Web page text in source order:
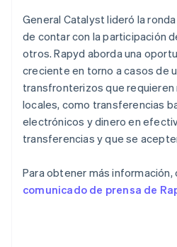
Ver lo que viene
Radar
Prevención de fraude
Atlas
Constitución de una startup
Climate
Eliminación de dióxido de
Seguros
Medios de
comunicación y
fines de lucro
Servicios
profesionales
Sector público
Minorista
Ecosistema
Integraciones
aplicaciones
Ejemplos de
Blog de
Estado de la
Contacta con
Conviértete en
General Catalyst lideró la
de contar con la participación
otros. Rapyd aborda una
creciente en torno a casos de
transfronterizos que
locales, como transferencias
electrónicos y dinero en
transferencias y que se
Para obtener más información,
comunicado de prensa de
NederlandsEnglish
Polonia
English
Portugal
Português English
RAE de Hong Kong, China
English简体中文
Reino Unido
English
República Checa
Rumania
English